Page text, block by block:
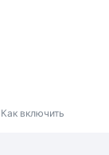
Как включить